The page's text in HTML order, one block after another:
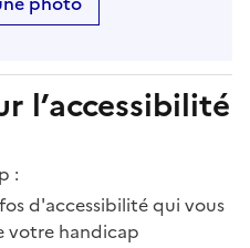
l’accessibilité
:
d'accessibilité qui vous
votre handicap